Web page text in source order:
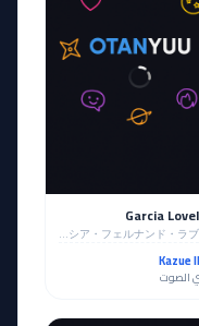
Garcia
ガルシア・フェルナンド・ラブレス
Kazue
الصوت